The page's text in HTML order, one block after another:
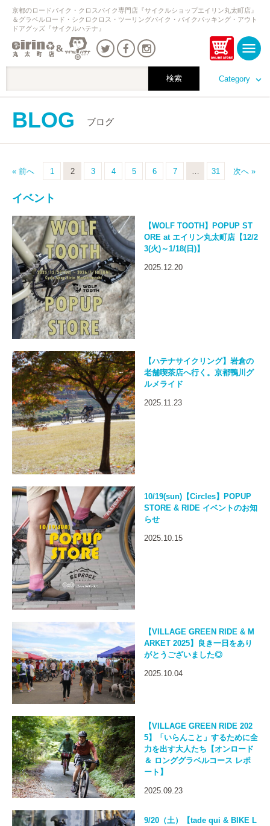
Category
京都のロードバイク・クロスバイク専門店『サイクルショップエイリン丸太町店』
＆グラベルロード・シクロクロス・ツーリングバイク・バイクパッキング・アウト
ドアグッズ『サイクルハテナ』
BLOG ブログ
« 前へ 1 2 3 4 5 6 7 … 31 次へ »
イベント
【WOLF TOOTH】POPUP ST
ORE at エイリン丸太町店【12/2
3(火)～1/18(日)】
2025.12.20
【ハテナサイクリング】岩倉の
老舗喫茶店へ行く。京都鴨川グ
ルメライド
2025.11.23
10/19(sun)【Circles】POPUP
STORE & RIDE イベントのお知
らせ
2025.10.15
【VILLAGE GREEN RIDE & M
ARKET 2025】良き一日をあり
がとうございました◎
2025.10.04
【VILLAGE GREEN RIDE 202
5】「いらんこと」するために全
力を出す大人たち【オンロード
＆ ロンググラベルコース レポ
ート】
2025.09.23
9/20（土）【tade qui & BIKE L